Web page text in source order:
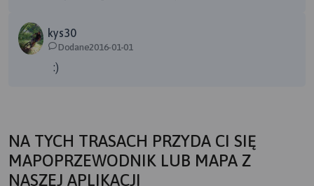
kys30
Dodane2016-01-01
:)
NA TYCH TRASACH PRZYDA CI SIĘ
MAPOPRZEWODNIK LUB MAPA Z
NASZEJ APLIKACJI